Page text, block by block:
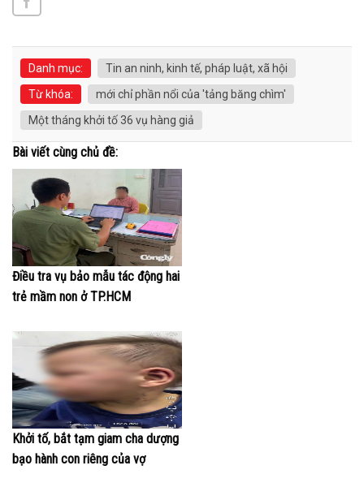
Danh mục:
Tin an ninh, kinh tế, pháp luật, xã hội
Từ khóa:
mới chỉ phần nổi của 'tảng băng chìm'
Một tháng khởi tố 36 vụ hàng giả
Bài viết cùng chủ đề:
Điều tra vụ bảo mẫu tác động hai
trẻ mầm non ở TP.HCM
Khởi tố, bắt tạm giam cha dượng
bạo hành con riêng của vợ